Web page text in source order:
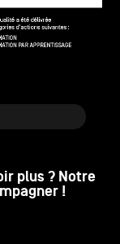
plus ? Notre
!